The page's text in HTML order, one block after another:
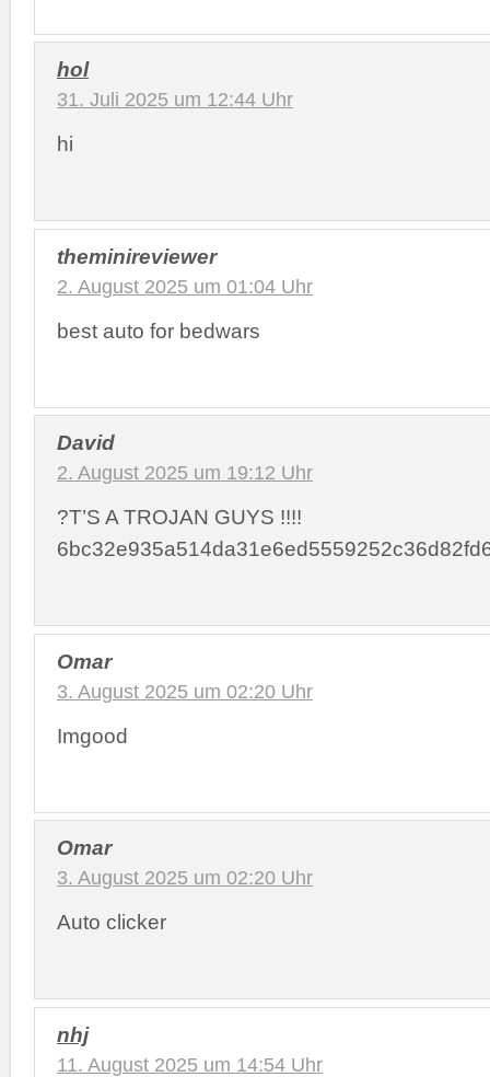
hol
31. Juli 2025 um 12:44 Uhr
hi
theminireviewer
2. August 2025 um 01:04 Uhr
best auto for bedwars
David
2. August 2025 um 19:12 Uhr
?T’S A TROJAN GUYS !!!!
Omar
3. August 2025 um 02:20 Uhr
Imgood
Omar
3. August 2025 um 02:20 Uhr
Auto clicker
nhj
11. August 2025 um 14:54 Uhr